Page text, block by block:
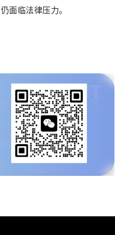
面临法律压力。